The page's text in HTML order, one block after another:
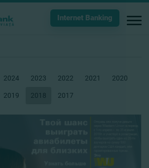
Internet Banking
2024 2023 2022 2021 2020
2019 2018 2017